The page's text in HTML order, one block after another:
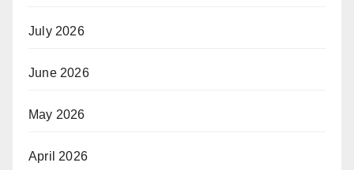
July 2026
June 2026
May 2026
April 2026